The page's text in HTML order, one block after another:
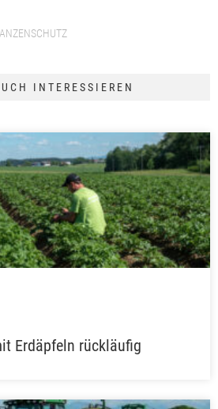
INTERESSIEREN
Erdäpfeln rückläufig